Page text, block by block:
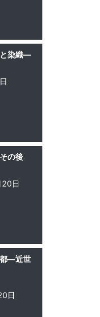
染織―
の後
20日
都―近世
日